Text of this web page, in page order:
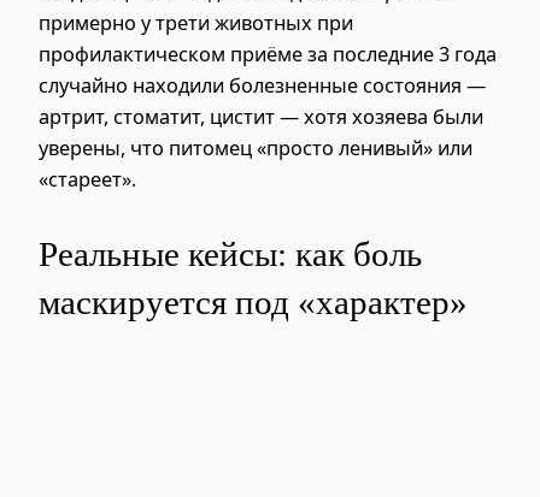
примерно у трети животных при
профилактическом приёме за последние 3 года
случайно находили болезненные состояния —
артрит, стоматит, цистит — хотя хозяева были
уверены, что питомец «просто ленивый» или
«стареет».
Реальные кейсы: как боль
маскируется под «характер»